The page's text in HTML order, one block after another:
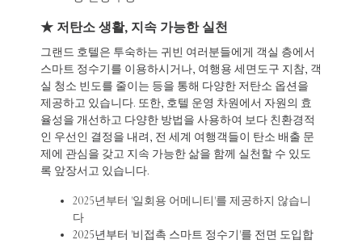
★ 저탄소 생활, 지속 가능한 실천
그랜드 호텔은 투숙하는 귀빈 여러분들에게 객실 층에서
스마트 정수기를 이용하시거나, 여행용 세면도구 지참, 객
실 청소 빈도를 줄이는 등을 통해 다양한 저탄소 옵션을
제공하고 있습니다. 또한, 호텔 운영 차원에서 자원의 효
율성을 개선하고 다양한 방법을 사용하여 보다 친환경적
인 우선인 결정을 내려, 전 세계 여행객들이 탄소 배출 문
제에 관심을 갖고 지속 가능한 삶을 함께 실천할 수 있도
록 앞장서고 있습니다.
2025년부터 '일회용 어메니티'를 제공하지 않습니
다
2025년부터 '비접촉 스마트 정수기'를 전면 도입합